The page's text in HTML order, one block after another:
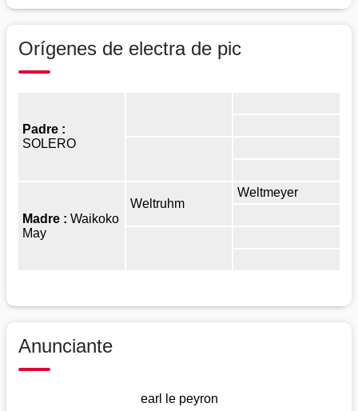
Orígenes de electra de pic
Padre :
SOLERO
Madre : Waikoko
May
Weltruhm
Weltmeyer
Anunciante
earl le peyron